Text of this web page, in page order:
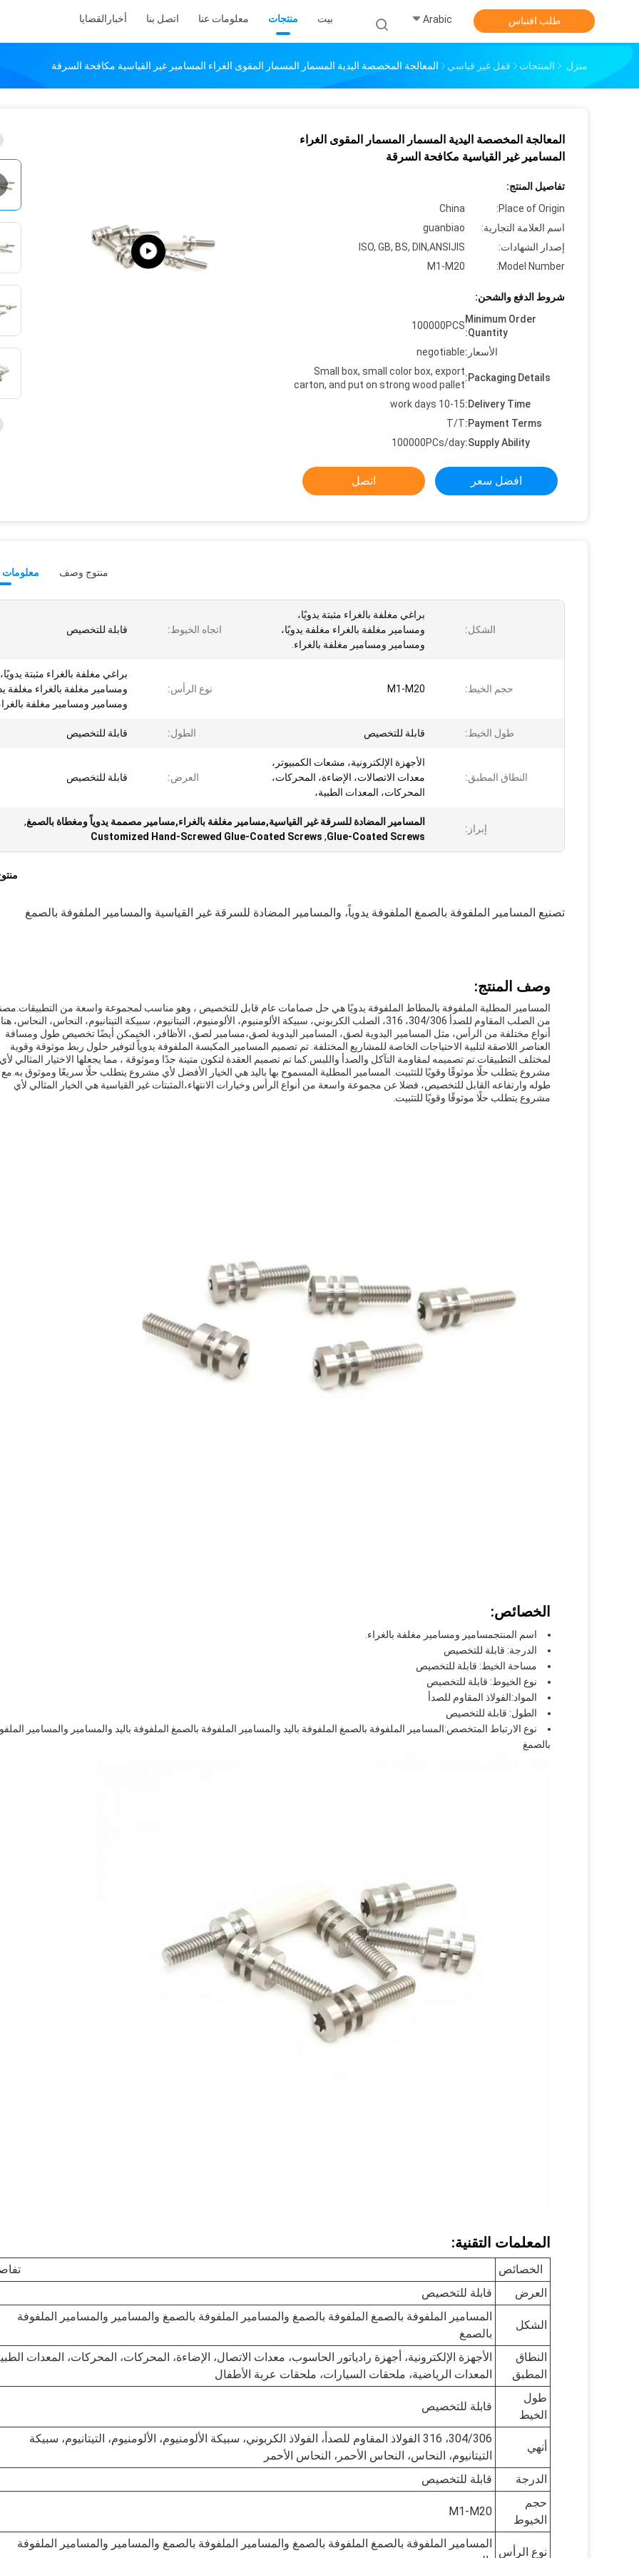
بيت منتجات معلومات عنا اتصل بنا أخبار القضايا Arabic طلب اقتباس
منزل المنتجات قفل غير قياسي المعالجة المخصصة اليدية المسمار المسمار المقوى الغراء المسامير غير القياسية مكافحة السرقة
المعالجة المخصصة اليدية المسمار المسمار المقوى الغراء
المسامير غير القياسية مكافحة السرقة
تفاصيل المنتج:
Place of Origin:
China
اسم العلامة التجارية:
guanbiao
إصدار الشهادات:
ISO, GB, BS, DIN,ANSIJIS
Model Number:
M1-M20
شروط الدفع والشحن:
Minimum Order
Quantity:
100000PCS
الأسعار:negotiable
Packaging Details:
Small box, small color box, export
carton, and put on strong wood pallet
Delivery Time:
10-15 work days
Payment Terms:
T/T
Supply Ability:
100000PCs/day
افضل سعر اتصل
معلومات منتوج وصف
الشكل:
براغي مغلفة بالغراء مثبتة يدويًا،
ومسامير مغلفة بالغراء مغلفة يدويًا،
ومسامير ومسامير مغلفة بالغراء.
اتجاه الخيوط: قابلة للتخصيص
حجم الخيط: M1-M20 نوع الرأس:
براغي مغلفة بالغراء مثبتة يدويًا،
ومسامير مغلفة بالغراء مغلفة
ومسامير ومسامير مغلفة
طول الخيط: قابلة للتخصيص الطول: قابلة للتخصيص
النطاق المطبق:
الأجهزة الإلكترونية، مشعات الكمبيوتر،
معدات الاتصالات، الإضاءة، المحركات،
المحركات، المعدات الطبية،
العرض: قابلة للتخصيص
إبراز:
المسامير المضادة للسرقة غير القياسية,مسامير مغلفة بالغراء,مسامير مصممة يدوياً ومغطاة بالصمغ,
Glue-Coated Screws
,
Customized Hand-Screwed Glue-Coated Screws
تصنيع المسامير الملفوفة بالصمغ الملفوفة يدوياً، والمسامير المضادة للسرقة غير القياسية والمسامير الملفوفة بالصمغ
وصف المنتج:
المسامير المطلية الملفوفة بالمطاط الملفوفة يدويًا هي حل صمامات عام قابل للتخصيص ، وهو مناسب لمجموعة واسعة من التطبيقات.
من الصلب المقاوم للصدأ 304/306، 316، الصلب الكربوني، سبيكة الألومنيوم، الألومنيوم، التيتانيوم، سبيكة التيتانيوم، النحاس، النحاس،
أنواع مختلفة من الرأس، مثل المسامير اليدوية لصق، المسامير اليدوية لصق،مسامير لصق، الأظافر، الخيمكن أيضًا تخصيص طول ومسافة
العناصر اللاصقة لتلبية الاحتياجات الخاصة للمشاريع المختلفة. تم تصميم المسامير المكبسة الملفوفة يدوياً لتوفير حلول ربط موثوقة وقوية
لمختلف التطبيقات. تم تصميمه لمقاومة التآكل والصدأ واللبس. كما تم تصميم العقدة لتكون متينة جدًا وموثوقة ، مما يجعلها الاختيار المثالي لأي
مشروع يتطلب حلًا موثوقًا وقويًا للتثبيت. المسامير المطلية المسموح بها باليد هي الخيار الأفضل لأي مشروع يتطلب حلًا سريعًا وموثوق به. مع
طوله وارتفاعه القابل للتخصيص، فضلا عن مجموعة واسعة من أنواع الرأس وخيارات الانتهاء،المثبتات غير القياسية هي الخيار المثالي لأي
مشروع يتطلب حلًا موثوقًا وقويًا للتثبيت.
الخصائص:
اسم المنتجمسامير ومسامير مغلفة بالغراء.
الدرجة: قابلة للتخصيص
مساحة الخيط: قابلة للتخصيص
نوع الخيوط: قابلة للتخصيص
المواد:الفولاذ المقاوم للصدأ
الطول: قابلة للتخصيص
نوع الارتباط المتخصص:المسامير الملفوفة بالصمغ الملفوفة باليد والمسامير الملفوفة بالصمغ الملفوفة باليد والمسامير والمسامير
بالصمغ
المعلمات التقنية:
الخصائص
العرض
قابلة للتخصيص
الشكل
المسامير الملفوفة بالصمغ الملفوفة بالصمغ والمسامير الملفوفة بالصمغ والمسامير والمسامير الملفوفة
بالصمغ
النطاق
المطبق
الأجهزة الإلكترونية، أجهزة رادياتور الحاسوب، معدات الاتصال، الإضاءة، المحركات، المحركات، المعدات
المعدات الرياضية، ملحقات السيارات، ملحقات عربة الأطفال
طول
الخيط
قابلة للتخصيص
أنهي
304/306، 316 الفولاذ المقاوم للصدأ، الفولاذ الكربوني، سبيكة الألومنيوم، الألومنيوم، التيتانيوم، سبيكة
التيتانيوم، النحاس، النحاس الأحمر، النحاس الأحمر
الدرجة
قابلة للتخصيص
حجم
الخيوط
M1-M20
نوع الرأس
المسامير الملفوفة بالصمغ الملفوفة بالصمغ والمسامير الملفوفة بالصمغ والمسامير والمسامير الملفوفة